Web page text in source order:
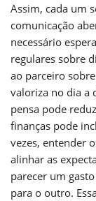
Assim, cada um
comunicação
necessário
regulares sobre
ao parceiro
valoriza no dia a
pensa pode
finanças pode
vezes, entender
alinhar as
parecer um
para o outro.